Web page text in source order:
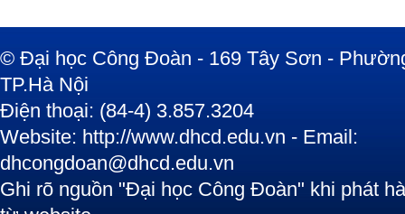
© Đại học Công Đoàn - 169 Tây Sơn -
TP.Hà Nội
Điện thoại: (84-4) 3.857.3204
Website: http://www.dhcd.edu.vn - Email:
dhcongdoan@dhcd.edu.vn
Ghi rõ nguồn "Đại học Công Đoàn" khi phát